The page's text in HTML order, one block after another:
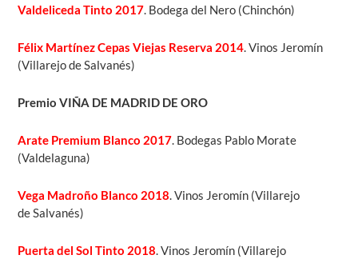
Valdeliceda Tinto 2017 . Bodega del Nero (Chinchón)
Félix Martínez Cepas Viejas Reserva 2014 . Vinos Jeromín
(Villarejo de Salvanés)
Premio VIÑA DE MADRID DE ORO
Arate Premium Blanco 2017 . Bodegas Pablo Morate
(Valdelaguna)
Vega Madroño Blanco 2018 . Vinos Jeromín (Villarejo
de Salvanés)
Puerta del Sol Tinto 2018 . Vinos Jeromín (Villarejo